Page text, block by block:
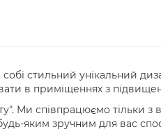
стильний унікальний
в приміщеннях з
Ми співпрацюємо тільки
яким зручним для вас